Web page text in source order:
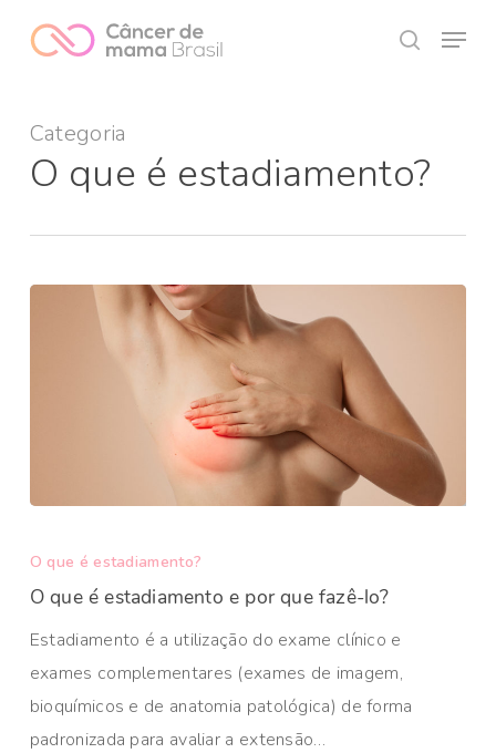
Menu
Categoria
O que é estadiamento?
O que é estadiamento?
O que é estadiamento e por que fazê-lo?
Estadiamento é a utilização do exame clínico e
exames complementares (exames de imagem,
bioquímicos e de anatomia patológica) de forma
padronizada para avaliar a extensão…